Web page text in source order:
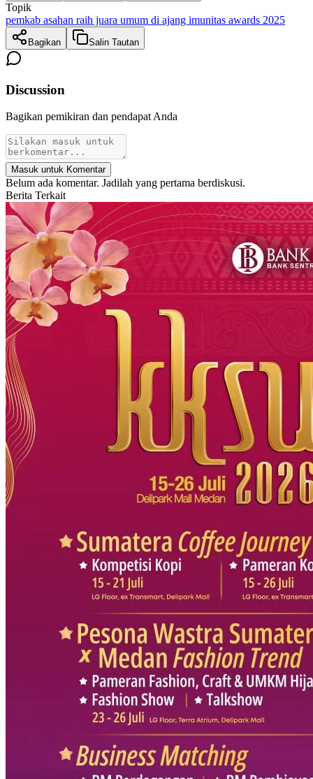
Topik
pemkab asahan raih juara umum di ajang imunitas awards 2025
Bagikan Salin Tautan
Discussion
Bagikan pemikiran dan pendapat Anda
Masuk untuk Komentar
Belum ada komentar. Jadilah yang pertama berdiskusi.
Berita Terkait